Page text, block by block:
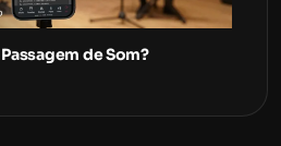
de Som?